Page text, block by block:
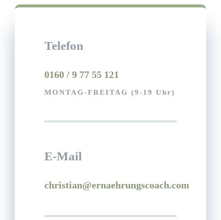
Telefon
0160 / 9 77 55 121
MONTAG-FREITAG (9-19 Uhr)
E-Mail
christian@ernaehrungscoach.com